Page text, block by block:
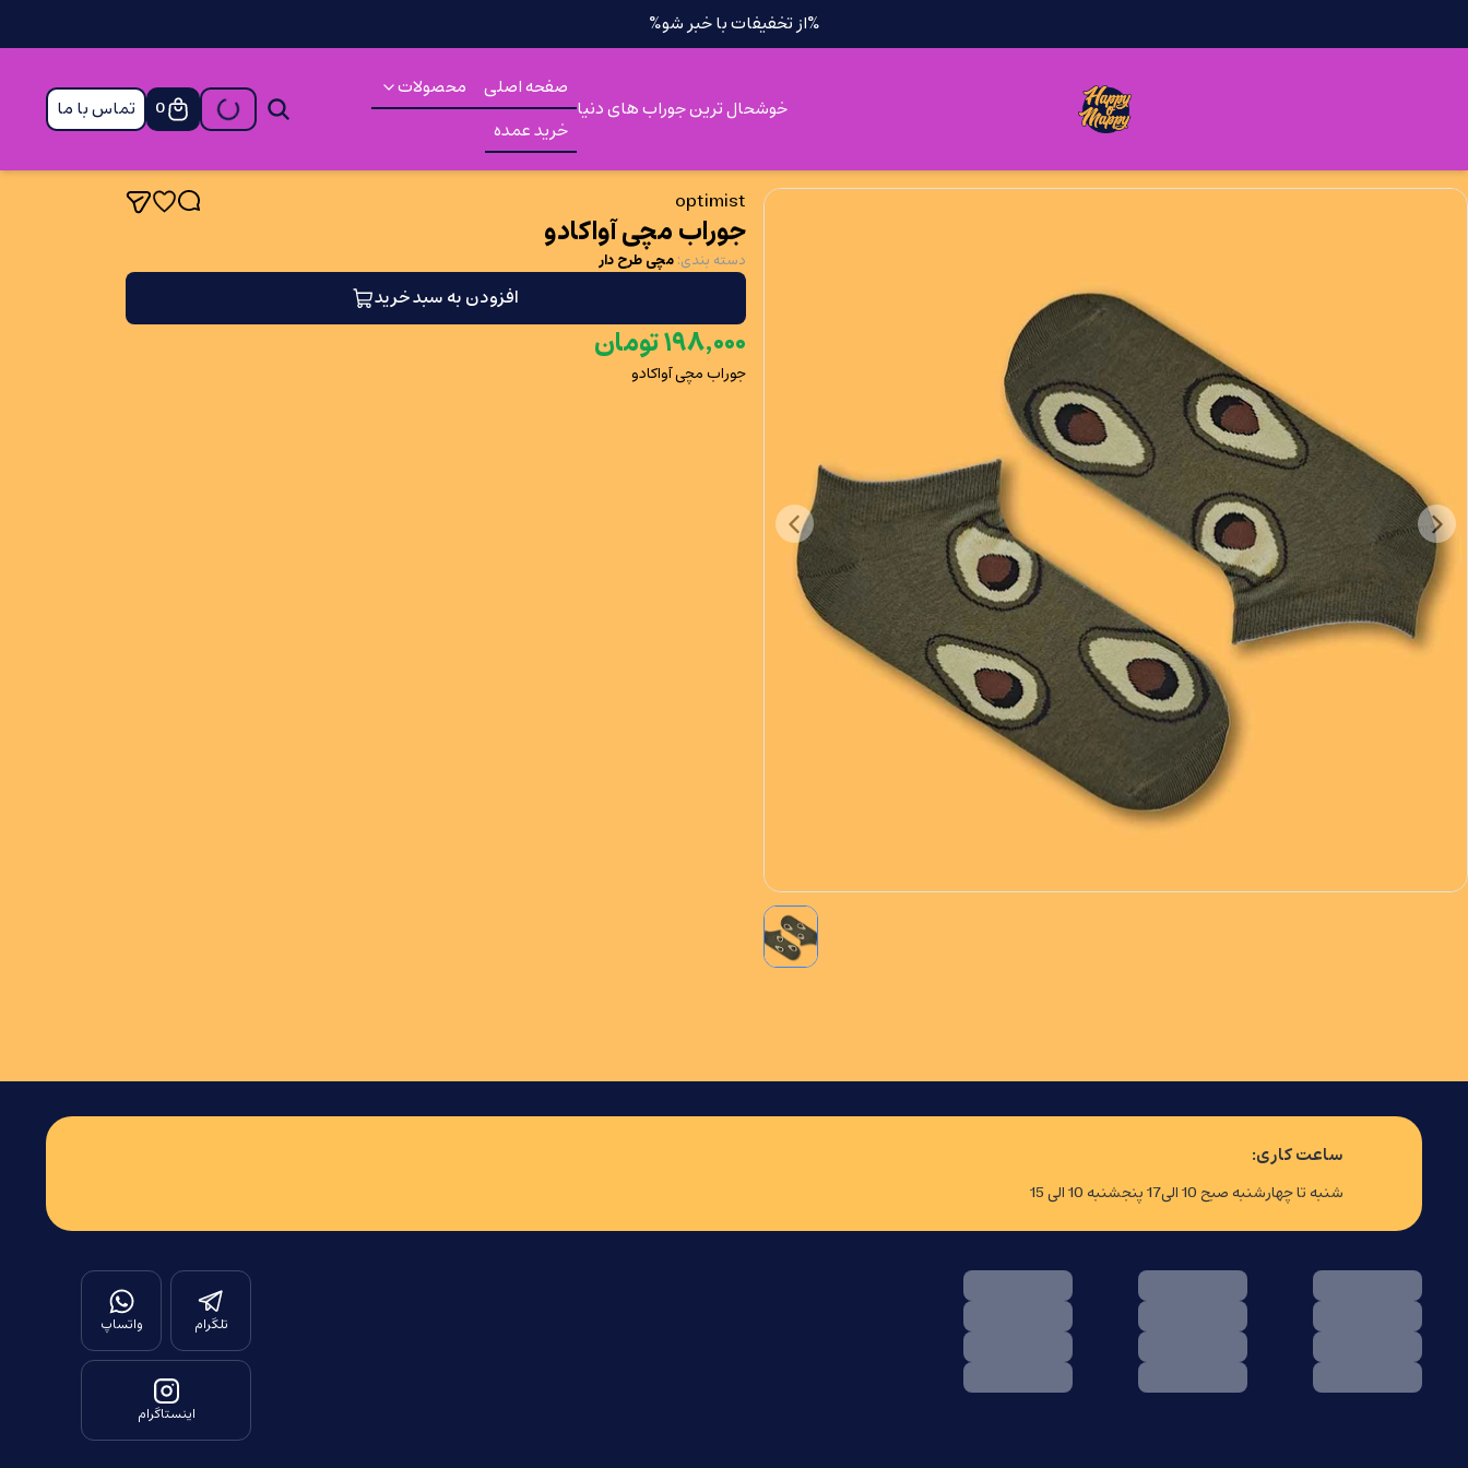
%از تخفیفات با خبر شو%
خوشحال ترین جوراب های دنیا
صفحه اصلی
محصولات
خرید عمده
0 تماس با ما
optimist
جوراب مچی آواکادو
دسته بندی: مچی طرح دار
افزودن به سبد خرید
۱۹۸٬۰۰۰ تومان
جوراب مچی آواکادو
ساعت کاری:
شنبه تا چهارشنبه صبح 10 الی17 پنجشنبه 10 الی 15
تلگرام واتساپ
اینستاگرام